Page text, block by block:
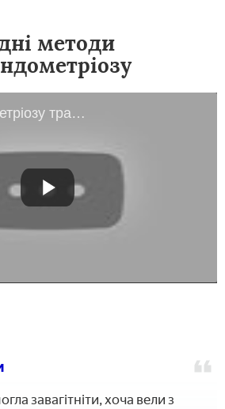
методи
Лікування ендометріозу травами та народними засобами
завагітніти, хоча вели з